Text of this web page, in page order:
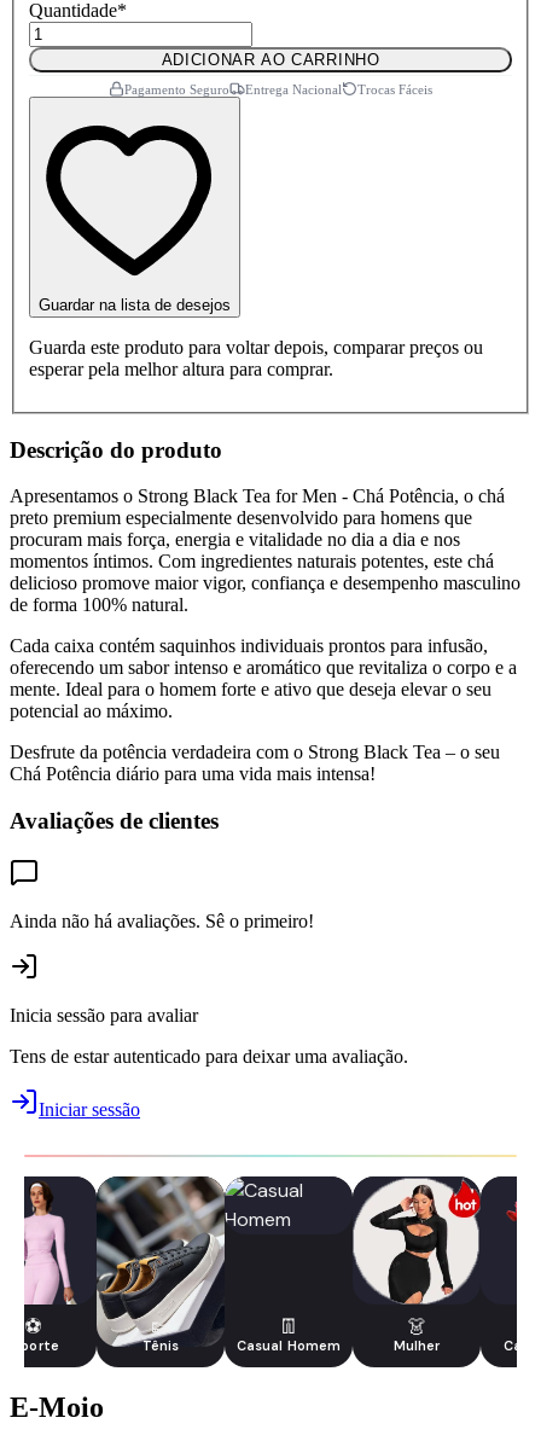
Quantidade*
ADICIONAR AO CARRINHO
Pagamento Seguro Entrega Nacional Trocas Fáceis
Guardar na lista de desejos
Guarda este produto para voltar depois, comparar preços ou
esperar pela melhor altura para comprar.
Descrição do produto
Apresentamos o Strong Black Tea for Men - Chá Potência, o chá
preto premium especialmente desenvolvido para homens que
procuram mais força, energia e vitalidade no dia a dia e nos
momentos íntimos. Com ingredientes naturais potentes, este chá
delicioso promove maior vigor, confiança e desempenho masculino
de forma 100% natural.
Cada caixa contém saquinhos individuais prontos para infusão,
oferecendo um sabor intenso e aromático que revitaliza o corpo e a
mente. Ideal para o homem forte e ativo que deseja elevar o seu
potencial ao máximo.
Desfrute da potência verdadeira com o Strong Black Tea – o seu
Chá Potência diário para uma vida mais intensa!
Avaliações de clientes
Ainda não há avaliações. Sê o primeiro!
Inicia sessão para avaliar
Tens de estar autenticado para deixar uma avaliação.
Iniciar sessão
⚽
Esporte
👟
Tênis
👖
Casual Homem
👗
Mulher
E-Moio